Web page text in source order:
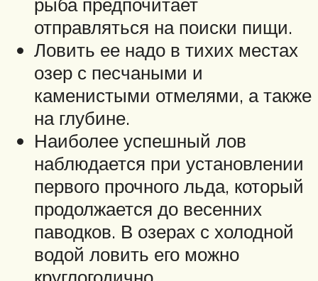
рыба предпочитает
отправляться на поиски пищи.
Ловить ее надо в тихих местах
озер с песчаными и
каменистыми отмелями, а также
на глубине.
Наиболее успешный лов
наблюдается при установлении
первого прочного льда, который
продолжается до весенних
паводков. В озерах с холодной
водой ловить его можно